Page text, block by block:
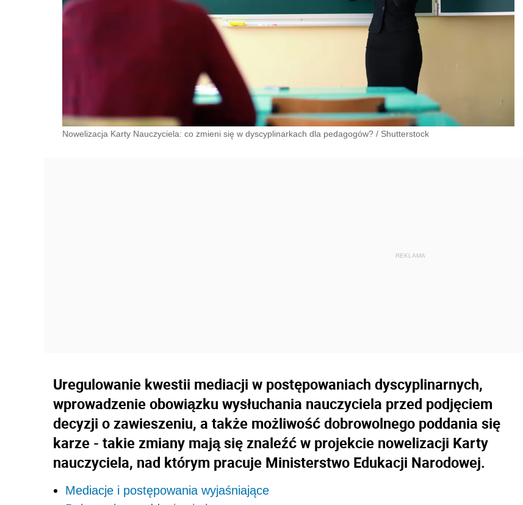
Nowelizacja Karty Nauczyciela: co zmieni się w dyscyplinarkach dla pedagogów? / Shutterstock
Uregulowanie kwestii mediacji w postępowaniach dyscyplinarnych,
wprowadzenie obowiązku wysłuchania nauczyciela przed podjęciem
decyzji o zawieszeniu, a także możliwość dobrowolnego poddania się
karze - takie zmiany mają się znaleźć w projekcie nowelizacji Karty
nauczyciela, nad którym pracuje Ministerstwo Edukacji Narodowej.
Mediacje i postępowania wyjaśniające